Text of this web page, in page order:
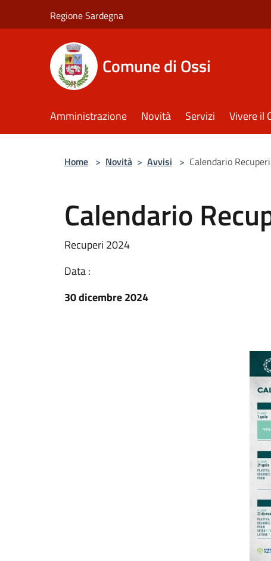
Regione Sardegna
Comune di Ossi
Amministrazione Novità Servizi Vivere il
Home > Novità > Avvisi > Calendario Recuperi
Calendario
Recuperi 2024
Data :
30 dicembre 2024